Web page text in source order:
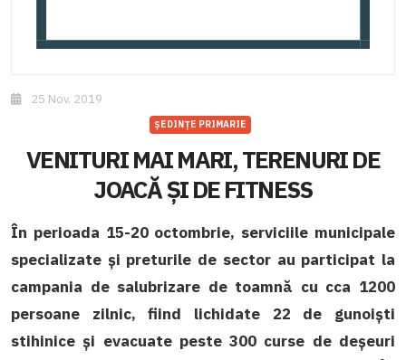
25 Nov. 2019
ȘEDINȚE PRIMARIE
VENITURI MAI MARI, TERENURI DE
JOACĂ ȘI DE FITNESS
În perioada 15-20 octombrie, serviciile municipale
specializate și preturile de sector au participat la
campania de salubrizare de toamnă cu cca 1200
persoane zilnic, fiind lichidate 22 de gunoiști
stihinice și evacuate peste 300 curse de deșeuri